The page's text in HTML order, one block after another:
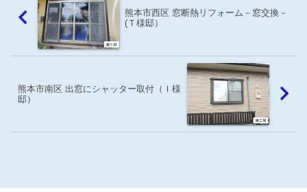
熊本市西区 窓断熱リフォーム－窓交換－
(Ｔ様邸）
熊本市南区 出窓にシャッター取付（Ｉ様
邸）